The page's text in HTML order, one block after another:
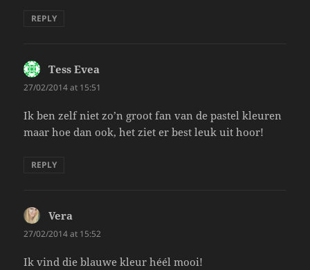
REPLY
Tess Evea
27/02/2014 at 15:51
Ik ben zelf niet zo’n groot fan van de pastel kleuren
maar hoe dan ook, het ziet er best leuk uit hoor!
REPLY
Vera
27/02/2014 at 15:52
Ik vind die blauwe kleur héél mooi!